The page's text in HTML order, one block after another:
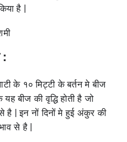
है |
:
के १० मिट्टी के बर्तन मे बीज
बीज की वृद्धि होती है जो
है | इन नों दिनों मे हुई अंकुर की
से है |